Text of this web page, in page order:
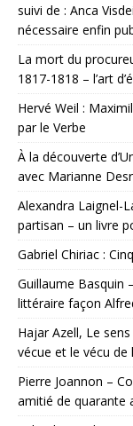
suivi de : Anca
nécessaire enfin
La mort du
1817-1818 – l’art
Hervé Weil :
par le Verbe
À la découverte
avec Marianne
Alexandra Laignel-
partisan – un livre
Gabriel Chiriac :
Guillaume Basquin
littéraire façon
Hajar Azell, Le
vécue et le vécu de
Pierre Joannon –
amitié de quarante